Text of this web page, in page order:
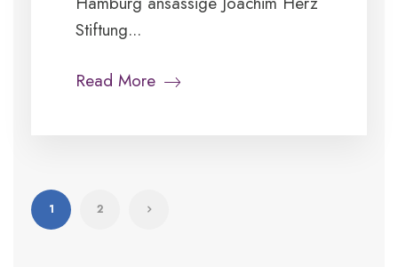
Stiftung...
Read More
1 2